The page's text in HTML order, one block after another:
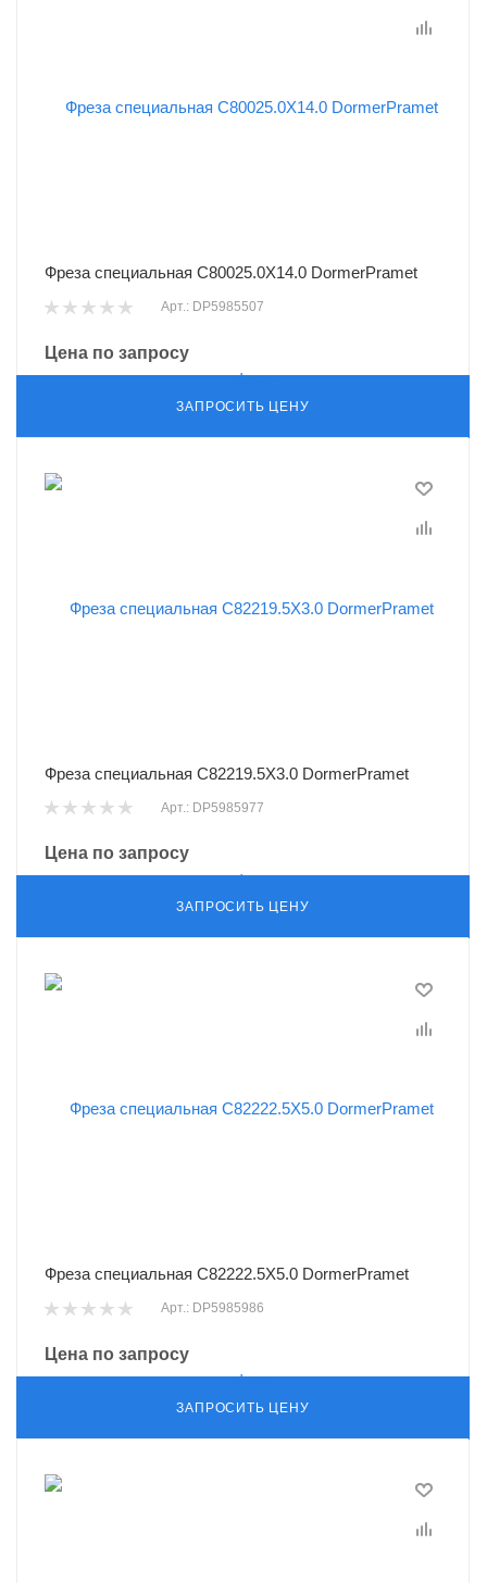
Фреза специальная C80025.0X14.0 DormerPramet
Арт.: DP5985507
Цена по запросу
ЗАПРОСИТЬ ЦЕНУ
Фреза специальная C82219.5X3.0 DormerPramet
Арт.: DP5985977
Цена по запросу
ЗАПРОСИТЬ ЦЕНУ
Фреза специальная C82222.5X5.0 DormerPramet
Арт.: DP5985986
Цена по запросу
ЗАПРОСИТЬ ЦЕНУ